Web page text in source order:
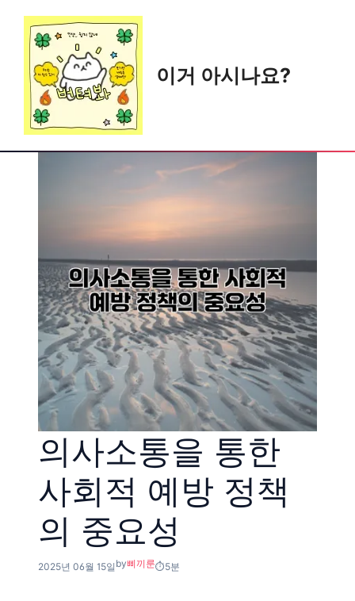
content
이거 아시나요?
의사소통을 통한
사회적 예방 정책
의 중요성
2025년 06월 15일 by삐끼룬 5분